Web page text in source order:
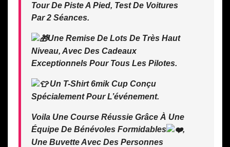
Tour De Piste A Pied, Test De Voitures
Par 2 Séances.
Une Remise De Lots De Très Haut
Niveau, Avec Des Cadeaux
Exceptionnels Pour Tous Les Pilotes.
Un T-Shirt 6mik Cup Conçu
Spécialement Pour L’événement.
Voila Une Course Réussie Grâce À Une
Équipe De Bénévoles Formidables
,
Une Buvette Avec Des Personnes